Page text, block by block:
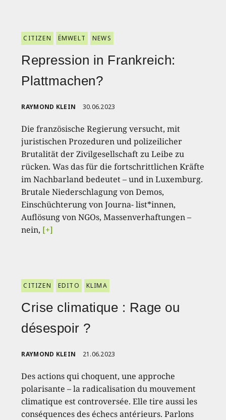
CITIZEN ËMWELT NEWS
Repression in Frankreich:
Plattmachen?
RAYMOND KLEIN 30.06.2023
Die französische Regierung versucht, mit
juristischen Prozeduren und polizeilicher
Brutalität der Zivilgesellschaft zu Leibe zu
rücken. Was das für die fortschrittlichen Kräfte
im Nachbarland bedeutet – und in Luxemburg.
Brutale Niederschlagung von Demos,
Einschüchterung von Journa- list*innen,
Auflösung von NGOs, Massenverhaftungen –
nein, [+]
CITIZEN EDITO KLIMA
Crise climatique : Rage ou
désespoir ?
RAYMOND KLEIN 21.06.2023
Des actions qui choquent, une approche
polarisante – la radicalisation du mouvement
climatique est controversée. Elle tire aussi les
conséquences des échecs antérieurs. Parlons